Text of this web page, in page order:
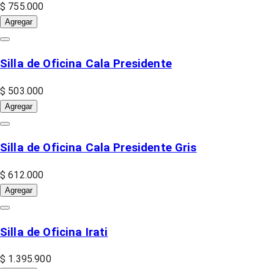
$ 755.000
Agregar
Silla de Oficina Cala Presidente
$ 503.000
Agregar
Silla de Oficina Cala Presidente Gris
$ 612.000
Agregar
Silla de Oficina Irati
$ 1.395.900